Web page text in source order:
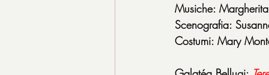
Musiche:
Scenografia:
Costumi: Mary